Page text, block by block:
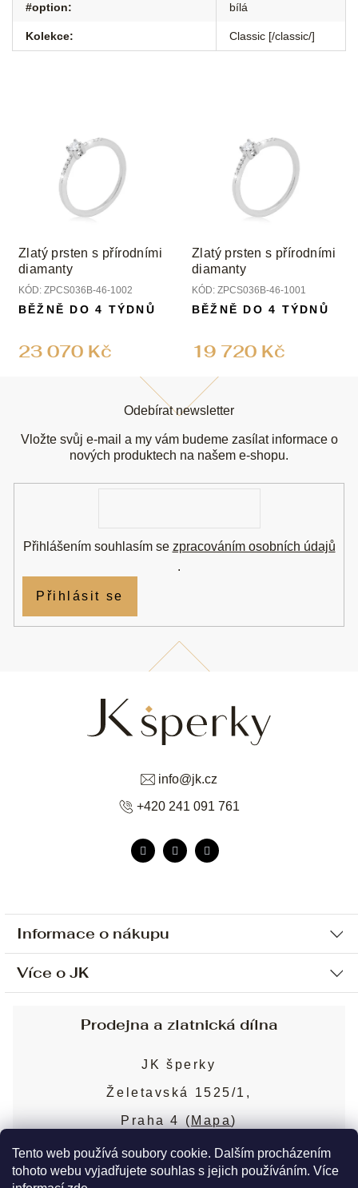
Tento web používá soubory cookie. Dalším procházením
tohoto webu vyjadřujete souhlas s jejich používáním. Více
#option: bílá
Kolekce: Classic [/classic/]
Zlatý prsten s přírodními
diamanty
KÓD: ZPCS036B-46-1002
23 070 Kč
BĚŽNĚ DO 4 TÝDNŮ
Zlatý prsten s přírodními
diamanty
KÓD: ZPCS036B-46-1001
19 720 Kč
BĚŽNĚ DO 4 TÝDNŮ
Informace o nákupu
Ochrana osobních údajů
Sjednání osobní schůzky
Obchodní podmínky
Puncovní značky
Více o JK
Blog
Nejčastější dotazy
info@jk.cz
+420 241 091 761
Odebírat newsletter
Vložte svůj e-mail a my vám budeme zasílat informace o
nových produktech na našem e-shopu.
Přihlášením souhlasím se zpracováním osobních údajů
.
Přihlásit se
Prodejna a zlatnická dílna
JK šperky
Želetavská 1525/1,
Praha 4 (Mapa)
Více o prodejně